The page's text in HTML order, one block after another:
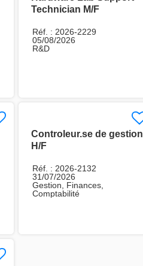
Technician M/F
Réf. : 2026-2229
05/08/2026
R&D
Controleur.se de gestion
H/F
Réf. : 2026-2132
31/07/2026
Gestion, Finances,
Comptabilité